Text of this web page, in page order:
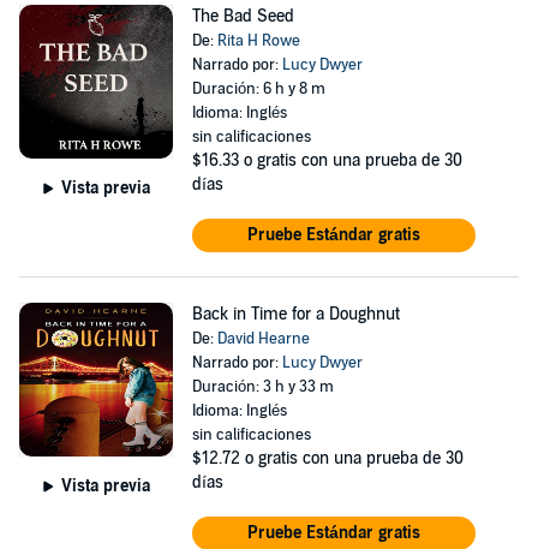
Vista previa
The Bad Seed
De: Rita H Rowe
Narrado por: Lucy Dwyer
Duración: 6 h y 8 m
Idioma: Inglés
sin calificaciones
$16.33 o gratis con una prueba de 30
días
Pruebe Estándar gratis
Vista previa
Back in Time for a Doughnut
De: David Hearne
Narrado por: Lucy Dwyer
Duración: 3 h y 33 m
Idioma: Inglés
sin calificaciones
$12.72 o gratis con una prueba de 30
días
Pruebe Estándar gratis